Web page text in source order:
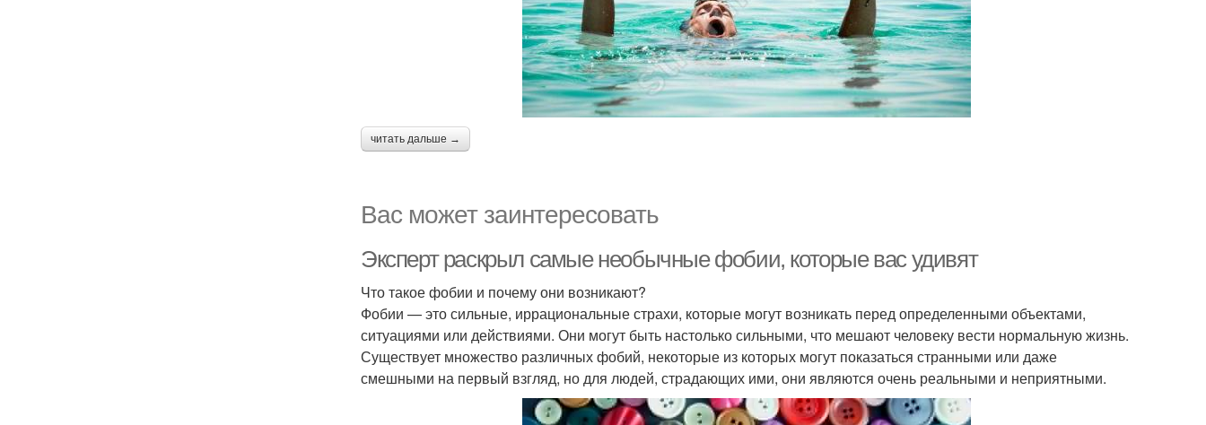
читать дальше →
Вас может заинтересовать
Эксперт раскрыл самые необычные фобии, которые вас удивят
Что такое фобии и почему они возникают?
Фобии — это сильные, иррациональные страхи, которые могут возникать перед определенными объектами,
ситуациями или действиями. Они могут быть настолько сильными, что мешают человеку вести нормальную жизнь.
Существует множество различных фобий, некоторые из которых могут показаться странными или даже
смешными на первый взгляд, но для людей, страдающих ими, они являются очень реальными и неприятными.